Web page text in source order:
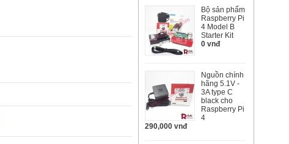
Bộ sản phẩm
Raspberry Pi
4 Model B
Starter Kit
0 vnđ
Nguồn chính
hãng 5.1V -
3A type C
black cho
Raspberry Pi
4
290,000 vnđ